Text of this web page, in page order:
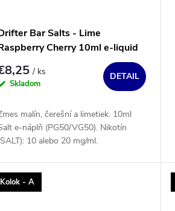
Bar Salts - Lime
Cherry 10ml e-liquid
/ ks
Skladom
DETAIL
malín, čerešní a limetiek. 10ml
e-náplň (PG50/VG50). Nikotín
10 alebo 20 mg/ml.
Kolok - A